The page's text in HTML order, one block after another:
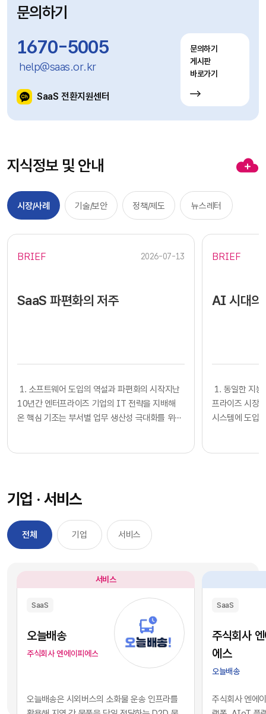
문의하기
1670-5005
help@saas.or.kr
SaaS 전환지원센터
문의하기
게시판
바로가기
지식정보 및 안내
시장/사례 기술/보안 정책/제도 뉴스레터
BRIEF 2026-07-13
SaaS 파편화의 저주
​​ 1. 소프트웨어 도입의 역설과 파편화의 시작지난
10년간 엔터프라이즈 기업의 IT 전략을 지배해
온 핵심 기조는 부서별 업무 생산성 극대화를 위한
업의 업무 처리 속도를 비약적으로 단축시켰고, 디
지털 전환을 달성하는 가장 확실한 방법론으로 자
리 잡았습니다.그러나 IT 인프라의 규모가 팽창하
면서 엔터프라이즈 환경에는 심각한 구조적 역설
높이기 위해 도입한 수많은 소프트웨어들이 오히
려 전사적인 데이터의 흐름을 원천적으로 단절시
키는 부작용, 즉 'SaaS 파편화' 현상을 초래한 것
입니다. 각 부서가 자신의 목적에만 부합하는 솔루
션을 파편적으로 채택하고 운용함에 따라, 기업의
핵심 자산인 데이터는 서로 호환되지 않는 수백 개
의 개별 애플리케이션 서버 안에 고립되는 결과를
니다. 특정 부서 단위의 기능적 최적화나 개별 앱의
BRIEF
AI 시대의
1. 동일한 지
프라이즈 시장
시스템에 도입
습니다. 이는
리 기업과 완벽
리즘과 추론
된 기술력과 개
현재의 AI 지
하게 거래되고
게 되었습니다.
다. 경쟁사가
기업 · 서비스
전체 기업 서비스
서비스
SaaS
오늘배송
주식회사 엔에이피에스
오늘배송은 시외버스의 소화물 운송 인프라를
SaaS
주식회사
에스
오늘배송
주식회사 엔에